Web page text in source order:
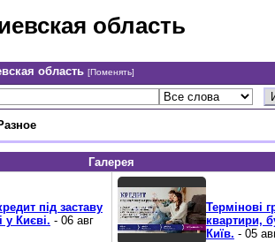
область
область [Поменять]
Галерея
під заставу
у Києві. - 06 авг
Термінові
квартири,
Київ. - 05